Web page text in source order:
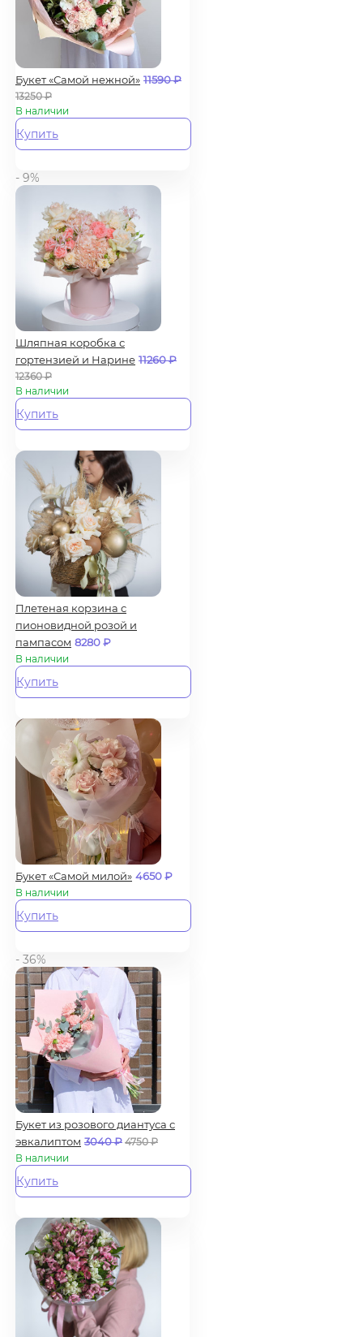
Букет «Самой нежной» 11590₽
13250₽
В наличии
Купить
- 9%
Шляпная коробка с
гортензией и Нарине 11260₽
12360₽
В наличии
Купить
Плетеная корзина с
пионовидной розой и
пампасом 8280₽
В наличии
Купить
Букет «Самой милой» 4650₽
В наличии
Купить
- 36%
Букет из розового диантуса с
эвкалиптом 3040₽ 4750₽
В наличии
Купить